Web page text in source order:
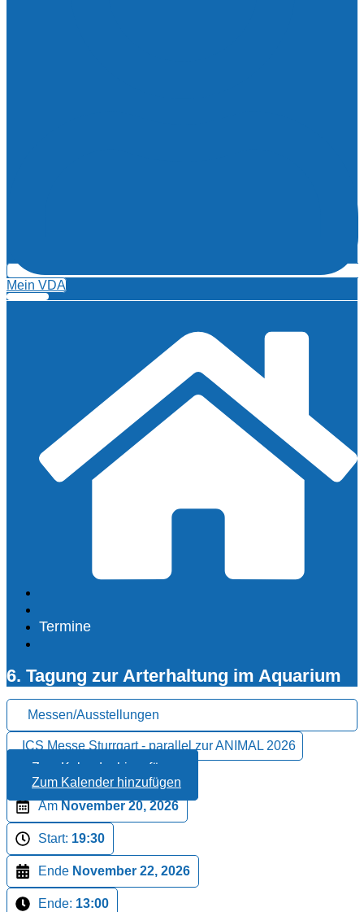
Mein VDA
Termine
6. Tagung zur Arterhaltung im Aquarium
Messen/Ausstellungen
ICS Messe Sturrgart - parallel zur ANIMAL 2026
Zum Kalender hinzufügen
Zum Kalender hinzufügen
Am November 20, 2026
Start: 19:30
Ende November 22, 2026
Ende: 13:00